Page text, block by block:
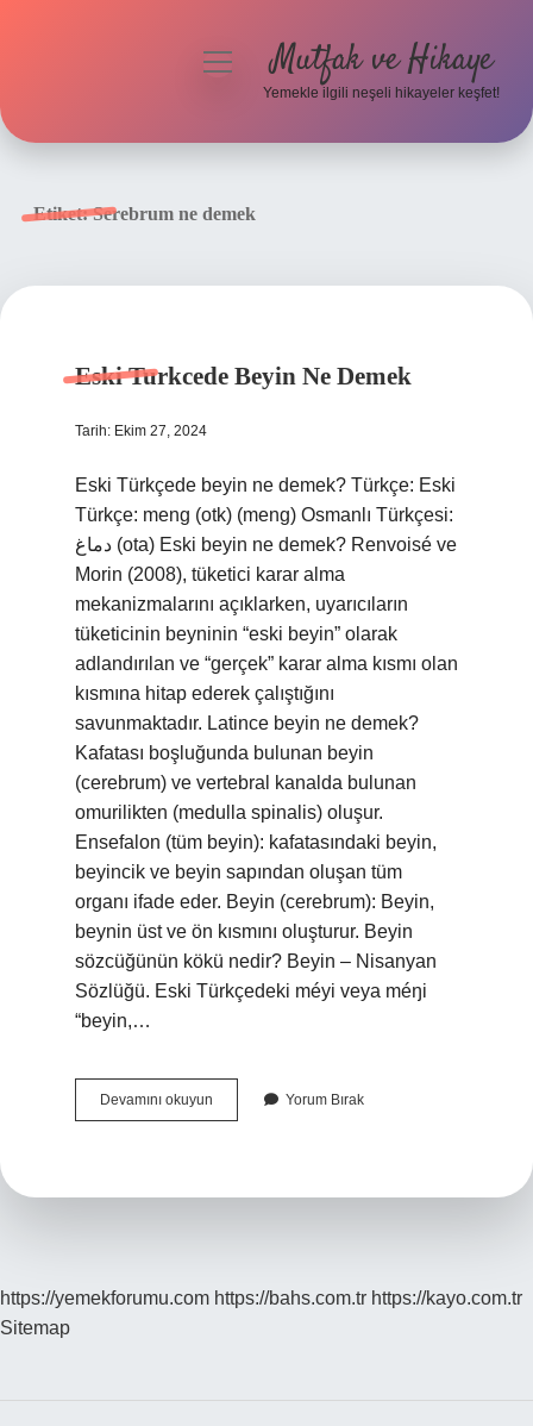
menüyüMutfak ve Hikaye
Yemekle ilgili neşeli hikayeler keşfet!
Etiket:Serebrum ne demek
Eski Turkcede Beyin Ne Demek
Tarih: Ekim 27, 2024
Eski Türkçede beyin ne demek? Türkçe: Eski
Türkçe: meng‎ (otk) (meng) Osmanlı Türkçesi:
دماغ‎ (ota) Eski beyin ne demek? Renvoisé ve
Morin (2008), tüketici karar alma
mekanizmalarını açıklarken, uyarıcıların
tüketicinin beyninin “eski beyin” olarak
adlandırılan ve “gerçek” karar alma kısmı olan
kısmına hitap ederek çalıştığını
savunmaktadır. Latince beyin ne demek?
Kafatası boşluğunda bulunan beyin
(cerebrum) ve vertebral kanalda bulunan
omurilikten (medulla spinalis) oluşur.
Ensefalon (tüm beyin): kafatasındaki beyin,
beyincik ve beyin sapından oluşan tüm
organı ifade eder. Beyin (cerebrum): Beyin,
beynin üst ve ön kısmını oluşturur. Beyin
sözcüğünün kökü nedir? Beyin – Nisanyan
Sözlüğü. Eski Türkçedeki méyi veya méŋi
“beyin,…
Devamını okuyun
Turkcede
Yorum Bırak
https://yemekforumu.com https://bahs.com.tr https://kayo.com.tr
Sitemap